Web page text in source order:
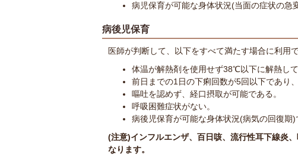
病児保育が可能な身体状況(当面の症状の急
病後児保育
医師が判断して、以下をすべて満たす場合に利用
体温が解熱剤を使用せず38℃以下に解熱して
前日までの1日の下痢回数が5回以下であり
嘔吐を認めず、経口摂取が可能である。
呼吸困難症状がない。
病後児保育が可能な身体状況(病気の回復期)
(注意)インフルエンザ、百日咳、流行性耳下線炎
なります。